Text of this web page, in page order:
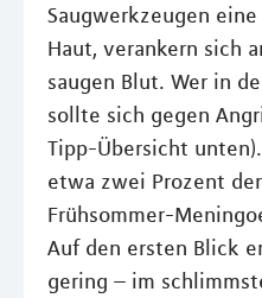
Saugwerkzeugen
Haut, verankern sich
saugen Blut. Wer in
sollte sich gegen
Tipp-Übersicht
etwa zwei Prozent
Frühsommer-
Auf den ersten Blick
gering – im